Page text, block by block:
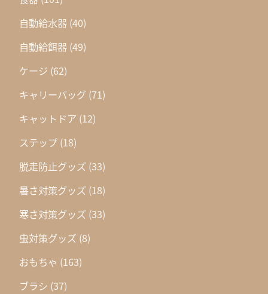
自動給水器 (40)
自動給餌器 (49)
ケージ (62)
キャリーバッグ (71)
キャットドア (12)
ステップ (18)
脱走防止グッズ (33)
暑さ対策グッズ (18)
寒さ対策グッズ (33)
虫対策グッズ (8)
おもちゃ (163)
ブラシ (37)